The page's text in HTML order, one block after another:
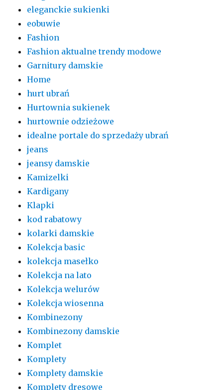
eleganckie sukienki
eobuwie
Fashion
Fashion aktualne trendy modowe
Garnitury damskie
Home
hurt ubrań
Hurtownia sukienek
hurtownie odzieżowe
idealne portale do sprzedaży ubrań
jeans
jeansy damskie
Kamizelki
Kardigany
Klapki
kod rabatowy
kolarki damskie
Kolekcja basic
kolekcja masełko
Kolekcja na lato
Kolekcja welurów
Kolekcja wiosenna
Kombinezony
Kombinezony damskie
Komplet
Komplety
Komplety damskie
Komplety dresowe